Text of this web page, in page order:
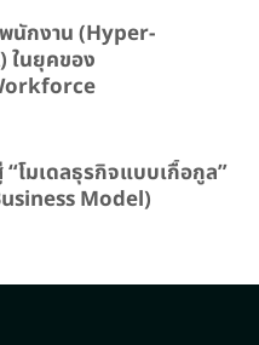
นักงาน (Hyper-
ในยุคของ
“โมเดลธุรกิจแบบเกื้อกูล”
Model)